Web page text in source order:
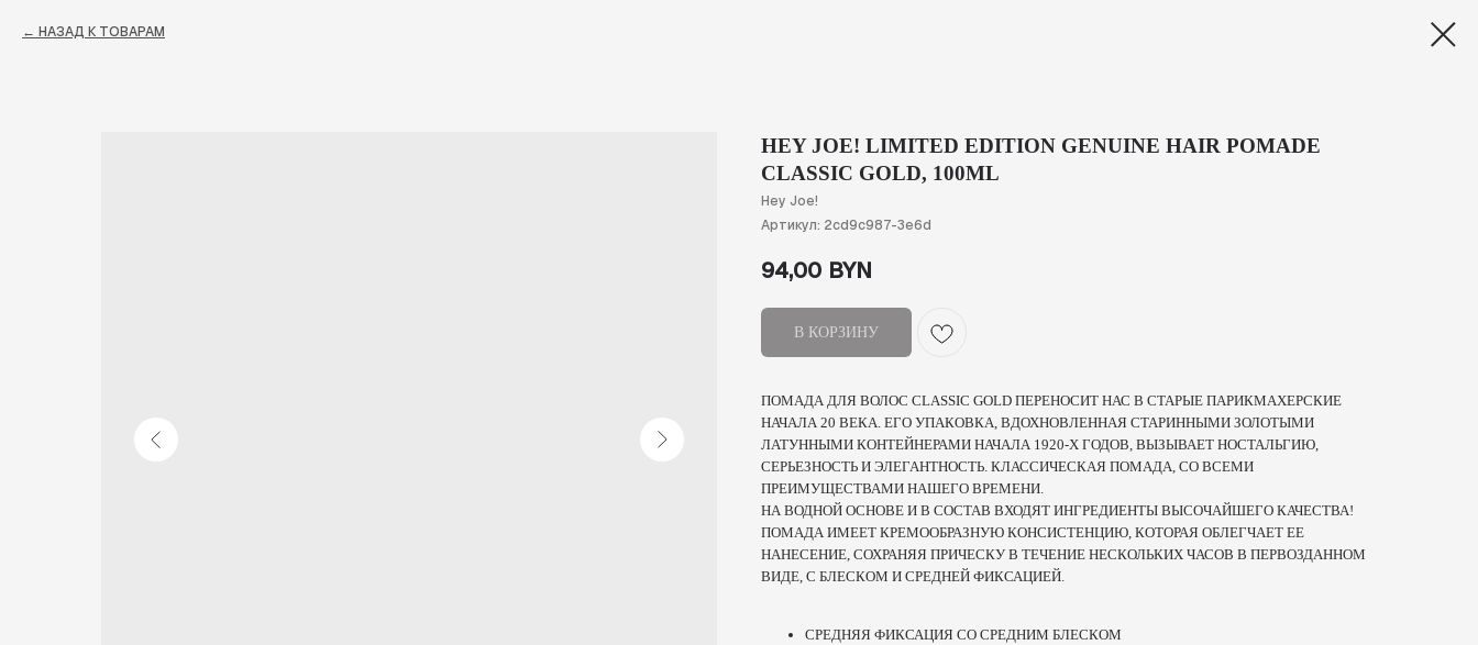
НАЗАД К ТОВАРАМ
HEY JOE! LIMITED EDITION GENUINE HAIR POMADE
CLASSIC GOLD, 100ML
Hey Joe!
Артикул: 2cd9c987-3e6d
94,00 BYN
В КОРЗИНУ
ПОМАДА ДЛЯ ВОЛОС CLASSIC GOLD ПЕРЕНОСИТ НАС В СТАРЫЕ ПАРИКМАХЕРСКИЕ
НАЧАЛА 20 ВЕКА. ЕГО УПАКОВКА, ВДОХНОВЛЕННАЯ СТАРИННЫМИ ЗОЛОТЫМИ
ЛАТУННЫМИ КОНТЕЙНЕРАМИ НАЧАЛА 1920-Х ГОДОВ, ВЫЗЫВАЕТ НОСТАЛЬГИЮ,
СЕРЬЕЗНОСТЬ И ЭЛЕГАНТНОСТЬ. КЛАССИЧЕСКАЯ ПОМАДА, СО ВСЕМИ
ПРЕИМУЩЕСТВАМИ НАШЕГО ВРЕМЕНИ.
НА ВОДНОЙ ОСНОВЕ И В СОСТАВ ВХОДЯТ ИНГРЕДИЕНТЫ ВЫСОЧАЙШЕГО КАЧЕСТВА!
ПОМАДА ИМЕЕТ КРЕМООБРАЗНУЮ КОНСИСТЕНЦИЮ, КОТОРАЯ ОБЛЕГЧАЕТ ЕЕ
НАНЕСЕНИЕ, СОХРАНЯЯ ПРИЧЕСКУ В ТЕЧЕНИЕ НЕСКОЛЬКИХ ЧАСОВ В ПЕРВОЗДАННОМ
ВИДЕ, С БЛЕСКОМ И СРЕДНЕЙ ФИКСАЦИЕЙ.
СРЕДНЯЯ ФИКСАЦИЯ СО СРЕДНИМ БЛЕСКОМ